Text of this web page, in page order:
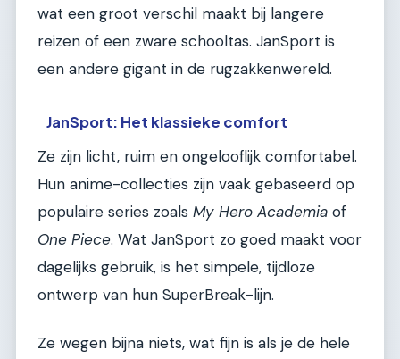
wat een groot verschil maakt bij langere
reizen of een zware schooltas. JanSport is
een andere gigant in de rugzakkenwereld.
JanSport: Het klassieke comfort
Ze zijn licht, ruim en ongelooflijk comfortabel.
Hun anime-collecties zijn vaak gebaseerd op
populaire series zoals My Hero Academia of
One Piece. Wat JanSport zo goed maakt voor
dagelijks gebruik, is het simpele, tijdloze
ontwerp van hun SuperBreak-lijn.
Ze wegen bijna niets, wat fijn is als je de hele